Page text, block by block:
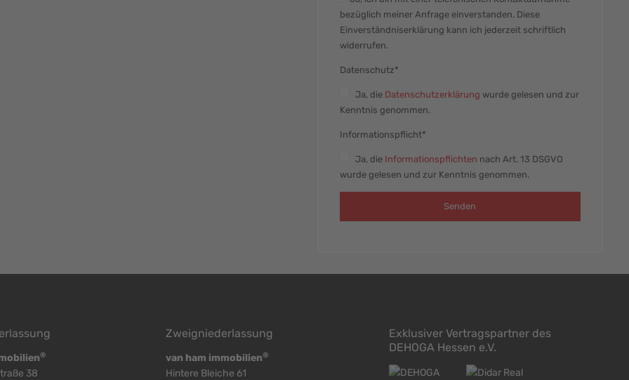
bezüglich meiner Anfrage einverstanden. Diese
Einverständniserklärung kann ich jederzeit schriftlich
widerrufen.
Datenschutz*
Ja, die Datenschutzerklärung wurde gelesen und zur
Kenntnis genommen.
Informationspflicht*
Ja, die Informationspflichten nach Art. 13 DSGVO
wurde gelesen und zur Kenntnis genommen.
Senden
®
38
Zweigniederlassung
van ham immobilien®
Hintere Bleiche 61
Exklusiver Vertragspartner des
DEHOGA Hessen e.V.